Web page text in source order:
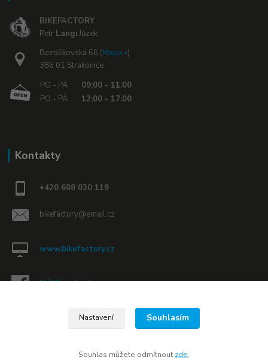
BIKEFACTORY
Petr LangiJůzek
Bezděkovská 66 (Mapa »)
386 01 Strakonice
PO - PÁ
09:00 - 11:00
PO - PÁ
12:00 - 17:00
Kontakty
+420 608 030 119
bikefactory@email.cz
www.bikefactory.cz
Náš Facebook »
Nastavení Souhlasím
Souhlas můžete odmítnout zde.